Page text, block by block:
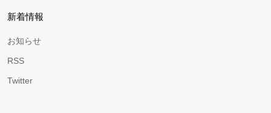
新着情報
お知らせ
RSS
Twitter